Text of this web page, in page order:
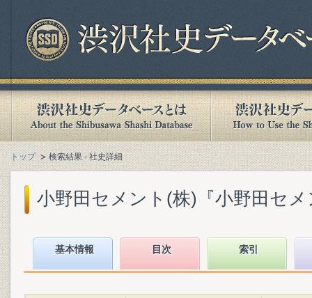
トップ 検索結果 - 社史詳細
小野田セメント(株)『小野田セ
基本情報 目次 索引